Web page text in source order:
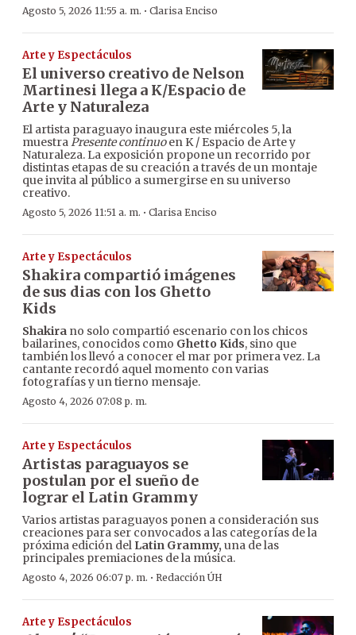
Agosto 5, 2026 11:55 a. m. · Clarisa Enciso
Arte y Espectáculos
El universo creativo de Nelson
Martinesi llega a K/Espacio de
Arte y Naturaleza
El artista paraguayo inaugura este miércoles 5, la
muestraPresente continuoen K / Espacio de Arte y
Naturaleza. La exposición propone un recorrido por
distintas etapas de su creación a través de un montaje
que invita al público a sumergirse en su universo
creativo.
Agosto 5, 2026 11:51 a. m. · Clarisa Enciso
Arte y Espectáculos
Shakira compartió imágenes
de sus dias con los Ghetto
Kids
Shakira no solo compartió escenario con los chicos
bailarines, conocidos como Ghetto Kids, sino que
también los llevó a conocer el mar por primera vez. La
cantante recordó aquel momento con varias
fotografías y un tierno mensaje.
Agosto 4, 2026 07:08 p. m.
Arte y Espectáculos
Artistas paraguayos se
postulan por el sueño de
lograr el Latin Grammy
Varios artistas paraguayos ponen a consideración sus
creaciones para ser convocados a las categorías de la
próxima edición del Latin Grammy, una de las
principales premiaciones de la música.
Agosto 4, 2026 06:07 p. m. · Redacción ÚH
Arte y Espectáculos